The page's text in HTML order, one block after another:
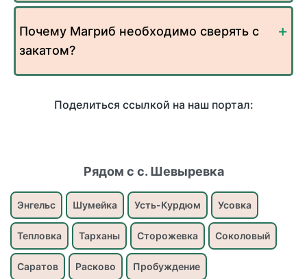
Почему Магриб необходимо сверять с
закатом?
Поделиться ссылкой на наш портал:
Рядом с с. Шевыревка
Энгельс Шумейка Усть-Курдюм Усовка
Тепловка Тарханы Сторожевка Соколовый
Саратов Расково Пробуждение